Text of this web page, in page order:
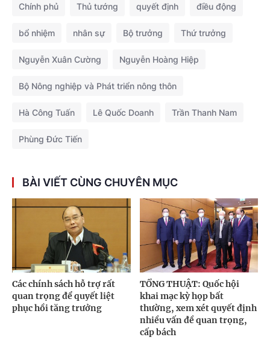
Chính phủ Thủ tướng quyết định điều động
bổ nhiệm nhân sự Bộ trưởng Thứ trưởng
Nguyễn Xuân Cường Nguyễn Hoàng Hiệp
Bộ Nông nghiệp và Phát triển nông thôn
Hà Công Tuấn Lê Quốc Doanh Trần Thanh Nam
Phùng Đức Tiến
BÀI VIẾT CÙNG CHUYÊN MỤC
Các chính sách hỗ trợ rất
quan trọng để quyết liệt
phục hồi tăng trưởng
TỔNG THUẬT: Quốc hội
khai mạc kỳ họp bất
thường, xem xét quyết định
nhiều vấn đề quan trọng,
cấp bách